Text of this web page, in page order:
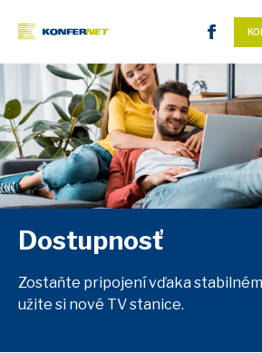
Dostupnosť
Zostaňte pripojení vďaka
užite si nové TV stanice.